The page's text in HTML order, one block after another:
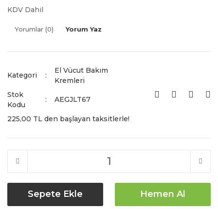
KDV Dahil
Yorumlar (0) Yorum Yaz
Kategori
El Vücut Bakım
Kremleri
Stok
Kodu
AEGJLT67
225,00 TL den başlayan taksitlerle!
Sepete Ekle Hemen Al